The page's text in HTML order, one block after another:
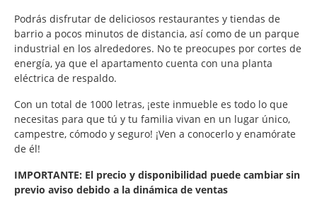
Podrás disfrutar de deliciosos restaurantes y tiendas de
barrio a pocos minutos de distancia, así como de un parque
industrial en los alrededores. No te preocupes por cortes de
energía, ya que el apartamento cuenta con una planta
eléctrica de respaldo.
Con un total de 1000 letras, ¡este inmueble es todo lo que
necesitas para que tú y tu familia vivan en un lugar único,
campestre, cómodo y seguro! ¡Ven a conocerlo y enamórate
de él!
IMPORTANTE: El precio y disponibilidad puede cambiar sin
previo aviso debido a la dinámica de ventas